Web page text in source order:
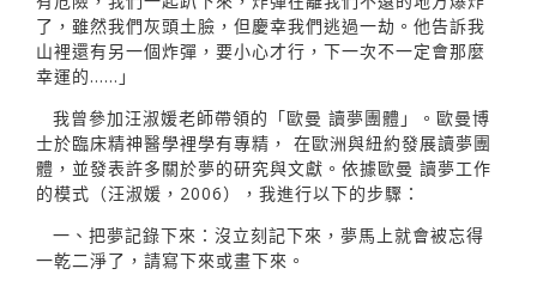
了，雖然我們灰頭土臉，但慶幸我們逃過一劫。他告訴我
山裡還有另一個炸彈，要小心才行，下一次不一定會那麼
幸運的……」
我曾參加汪淑媛老師帶領的「歐曼 讀夢團體」。歐曼博
士於臨床精神醫學裡學有專精， 在歐洲與紐約發展讀夢團
體，並發表許多關於夢的研究與文獻。依據歐曼 讀夢工作
的模式（汪淑媛，2006），我進行以下的步驟：
一、把夢記錄下來：沒立刻記下來，夢馬上就會被忘得
一乾二淨了，請寫下來或畫下來。